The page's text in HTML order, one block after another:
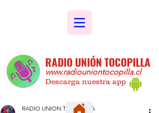
RADIO UNIÓN TOCOPILLA
www.radiouniontocopilla.cl
Descarga nuestra app
RADIO UNION TOCOPILLA